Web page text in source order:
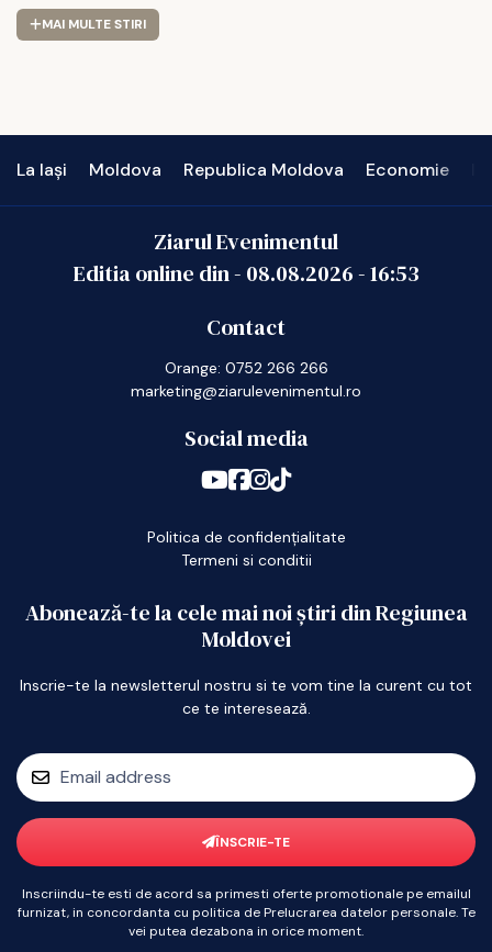
MAI MULTE STIRI
La Iași Moldova Republica Moldova Economie
Ziarul Evenimentul
Editia online din - 08.08.2026-16:53
Contact
Orange: 0752 266 266
marketing@ziarulevenimentul.ro
Social media
Politica de confidențialitate
Termeni si conditii
Abonează-te la cele mai noi știri din Regiunea
Moldovei
Inscrie-te la newsletterul nostru si te vom tine la curent cu tot
ce te interesează.
ÎNSCRIE-TE
Inscriindu-te esti de acord sa primesti oferte promotionale pe emailul
furnizat, in concordanta cu politica de Prelucrarea datelor personale. Te
vei putea dezabona in orice moment.